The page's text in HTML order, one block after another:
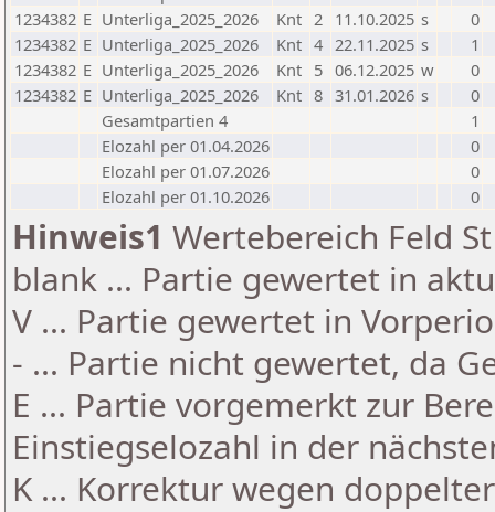
1234382 E Unterliga_2025_2026 Knt 2 11.10.2025 s
0
1234382 E Unterliga_2025_2026 Knt 4 22.11.2025 s
1
1234382 E Unterliga_2025_2026 Knt 5 06.12.2025 w
0
1234382 E Unterliga_2025_2026 Knt 8 31.01.2026 s
0
Gesamtpartien 4
1
Elozahl per 01.04.2026
0
Elozahl per 01.07.2026
0
Elozahl per 01.10.2026
0
Hinweis1 Wertebereich Feld
blank ... Partie gewertet in
V ... Partie gewertet in
- ... Partie nicht gewertet, da
E ... Partie vorgemerkt zur
Einstiegselozahl in der
K ... Korrektur wegen